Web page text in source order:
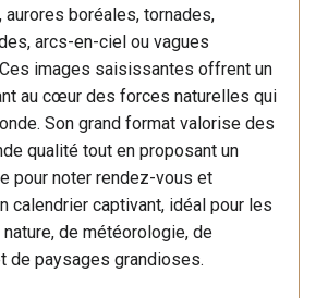
aurores boréales, tornades,
arcs-en-ciel ou vagues
images saisissantes offrent un
au cœur des forces naturelles qui
Son grand format valorise des
qualité tout en proposant un
pour noter rendez-vous et
calendrier captivant, idéal pour les
de météorologie, de
de paysages grandioses.